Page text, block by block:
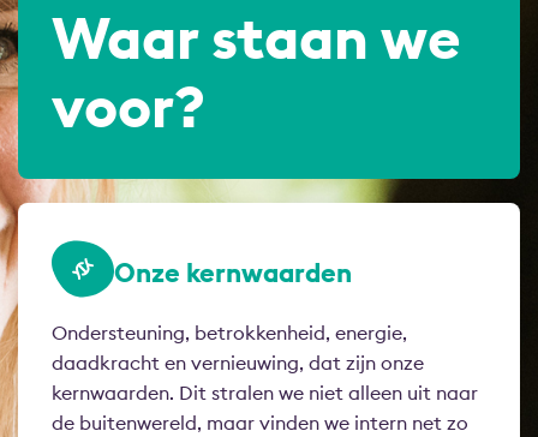
Waar staan we
voor?
Onze kernwaarden
Ondersteuning, betrokkenheid, energie,
daadkracht en vernieuwing, dat zijn onze
kernwaarden. Dit stralen we niet alleen uit naar
de buitenwereld, maar vinden we intern net zo